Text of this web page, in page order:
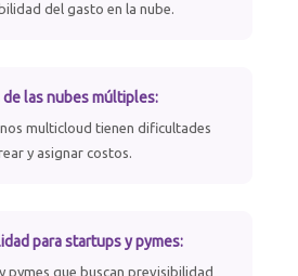
del gasto en la nube.
de las nubes múltiples:
multicloud tienen dificultades
y asignar costos.
para startups y pymes:
pymes que buscan previsibilidad